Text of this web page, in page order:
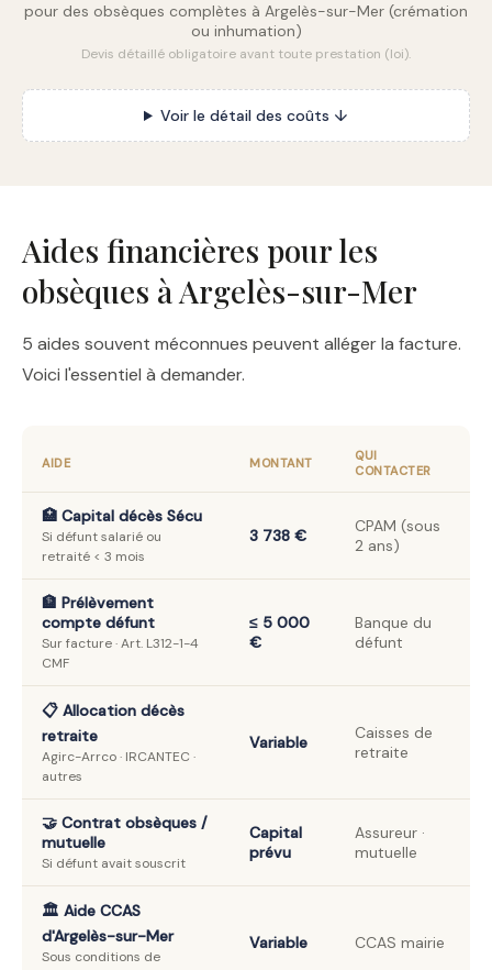
pour des obsèques complètes à Argelès-sur-Mer (crémation
ou inhumation)
Devis détaillé obligatoire avant toute prestation (loi).
Voir le détail des coûts ↓
Aides financières pour les
obsèques à Argelès-sur-Mer
5 aides souvent méconnues peuvent alléger la facture.
Voici l'essentiel à demander.
AIDE MONTANT
QUI
CONTACTER
🏥 Capital décès Sécu
Si défunt salarié ou
retraité < 3 mois
3 738 €
CPAM (sous
2 ans)
🏦 Prélèvement
compte défunt
Sur facture · Art. L312-1-4
CMF
≤ 5 000
€
Banque du
défunt
📋 Allocation décès
retraite
Agirc-Arrco · IRCANTEC ·
autres
Variable
Caisses de
retraite
🤝 Contrat obsèques /
mutuelle
Si défunt avait souscrit
Capital
prévu
Assureur ·
mutuelle
🏛️ Aide CCAS
d'Argelès-sur-Mer
Sous conditions de
Variable CCAS mairie